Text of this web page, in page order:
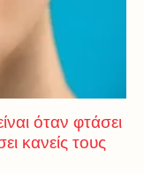
όταν φτάσει
κανείς τους